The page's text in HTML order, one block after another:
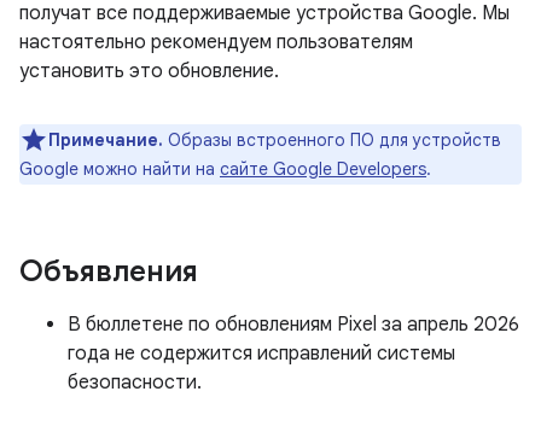
получат все поддерживаемые устройства Google. Мы
настоятельно рекомендуем пользователям
установить это обновление.
Примечание. Образы встроенного ПО для устройств
Google можно найти на сайте Google Developers.
Объявления
В бюллетене по обновлениям Pixel за апрель 2026
года не содержится исправлений системы
безопасности.